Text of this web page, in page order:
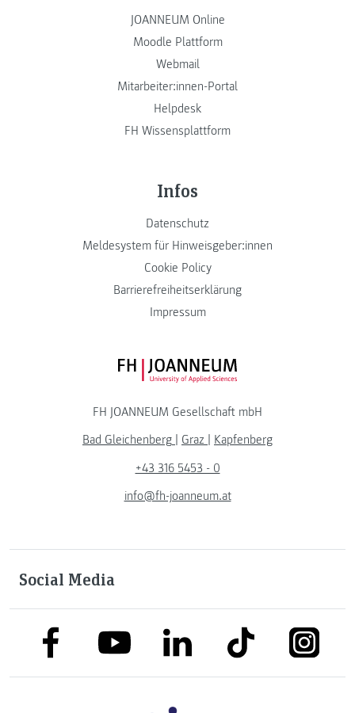
JOANNEUM Online
Moodle Plattform
Webmail
Mitarbeiter:innen-Portal
Helpdesk
FH Wissensplattform
Infos
Datenschutz
Meldesystem für Hinweisgeber:innen
Cookie Policy
Barrierefreiheitserklärung
Impressum
FH JOANNEUM Logo
FH JOANNEUM Gesellschaft mbH
Bad Gleichenberg
Graz
Kapfenberg
+43 316 5453 - 0
info@fh-joanneum.at
Social Media
link to facebooklink to youtubelink to linkedinlink to tiktok